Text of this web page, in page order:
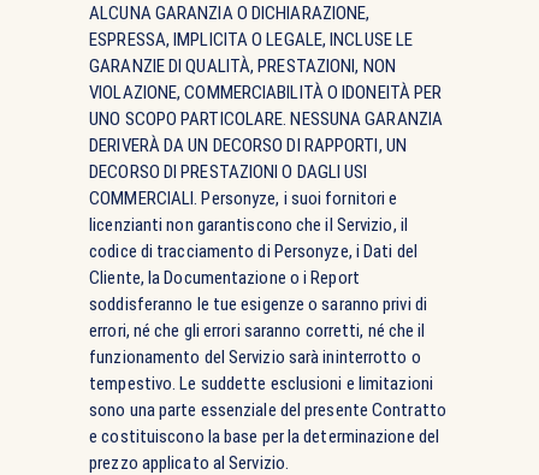
ALCUNA GARANZIA O DICHIARAZIONE,
ESPRESSA, IMPLICITA O LEGALE, INCLUSE LE
GARANZIE DI QUALITÀ, PRESTAZIONI, NON
VIOLAZIONE, COMMERCIABILITÀ O IDONEITÀ PER
UNO SCOPO PARTICOLARE. NESSUNA GARANZIA
DERIVERÀ DA UN DECORSO DI RAPPORTI, UN
DECORSO DI PRESTAZIONI O DAGLI USI
COMMERCIALI. Personyze, i suoi fornitori e
licenzianti non garantiscono che il Servizio, il
codice di tracciamento di Personyze, i Dati del
Cliente, la Documentazione o i Report
soddisferanno le tue esigenze o saranno privi di
errori, né che gli errori saranno corretti, né che il
funzionamento del Servizio sarà ininterrotto o
tempestivo. Le suddette esclusioni e limitazioni
sono una parte essenziale del presente Contratto
e costituiscono la base per la determinazione del
prezzo applicato al Servizio.